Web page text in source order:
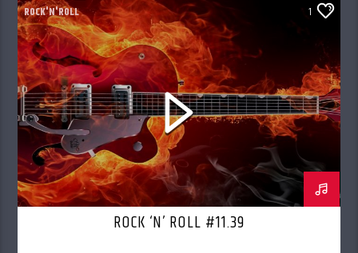
ROCK'N'ROLL 1
ROCK ‘N’ ROLL #11.39